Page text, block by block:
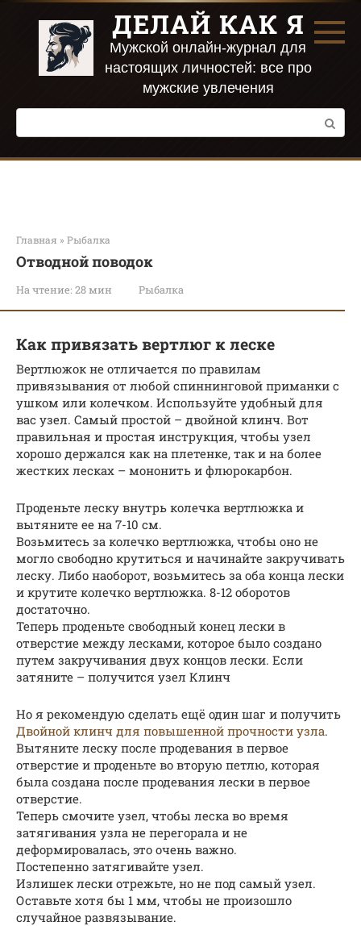
Перейти
контенту
ДЕЛАЙ КАК Я
Мужской онлайн-журнал для
настоящих личностей: все про
мужские увлечения
Поиск:
Главная » Рыбалка
Отводной поводок
На чтение: 28 мин Рыбалка
Как привязать вертлюг к леске
Вертлюжок не отличается по правилам
привязывания от любой спиннинговой приманки с
ушком или колечком. Используйте удобный для
вас узел. Самый простой – двойной клинч. Вот
правильная и простая инструкция, чтобы узел
хорошо держался как на плетенке, так и на более
жестких лесках – мононить и флюрокарбон.
Проденьте леску внутрь колечка вертлюжка и
вытяните ее на 7-10 см.
Возьмитесь за колечко вертлюжка, чтобы оно не
могло свободно крутиться и начинайте закручивать
леску. Либо наоборот, возьмитесь за оба конца лески
и крутите колечко вертлюжка. 8-12 оборотов
достаточно.
Теперь проденьте свободный конец лески в
отверстие между лесками, которое было создано
путем закручивания двух концов лески. Если
затяните – получится узел Клинч
Но я рекомендую сделать ещё один шаг и получить
Двойной клинч для повышенной прочности узла.
Вытяните леску после продевания в первое
отверстие и проденьте во вторую петлю, которая
была создана после продевания лески в первое
отверстие.
Теперь смочите узел, чтобы леска во время
затягивания узла не перегорала и не
деформировалась, это очень важно.
Постепенно затягивайте узел.
Излишек лески отрежьте, но не под самый узел.
Оставьте хотя бы 1 мм, чтобы не произошло
случайное развязывание.